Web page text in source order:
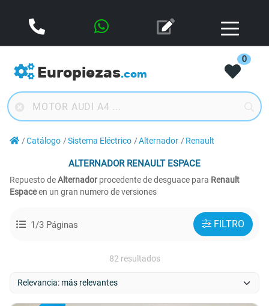
Europiezas.com
0
Catálogo Sistema Eléctrico Alternador Renault
ALTERNADORRENAULT ESPACE
Repuesto deAlternador procedente de desguace para Renault
Espaceen un gran numero de versiones
1/3 Páginas FILTRO
82 resultados